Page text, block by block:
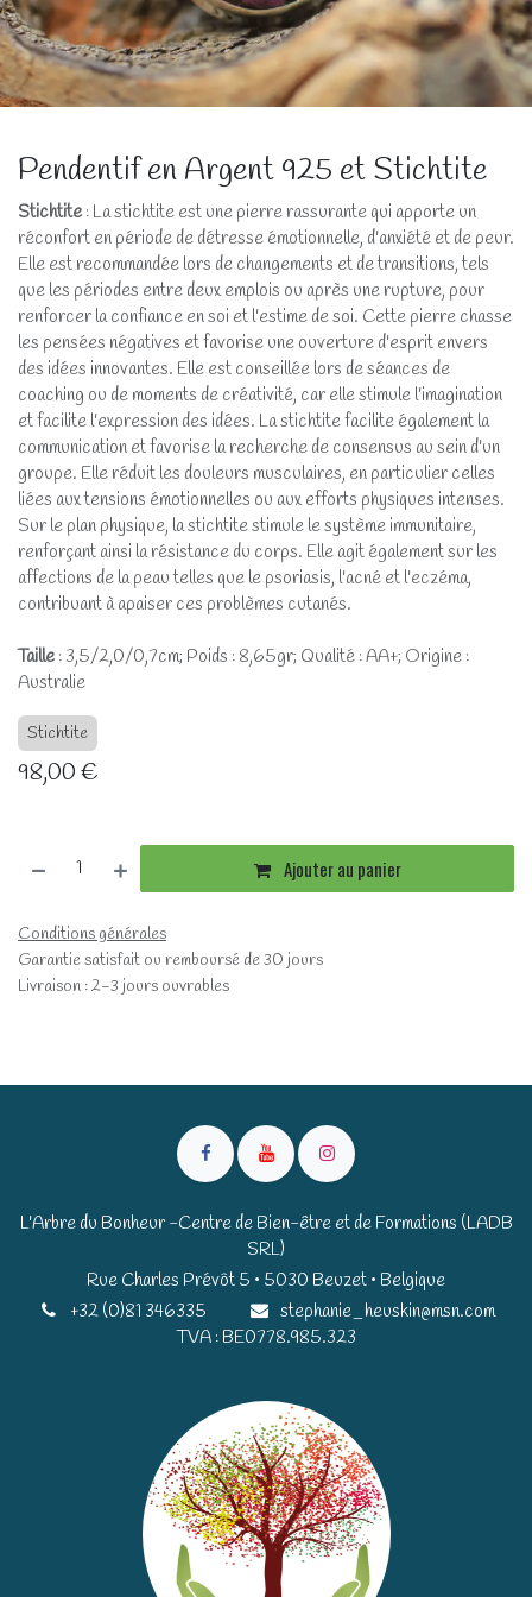
Pendentif en Argent 925 et Stichtite
Stichtite : La stichtite est une pierre rassurante qui apporte un
réconfort en période de détresse émotionnelle, d'anxiété et de peur.
Elle est recommandée lors de changements et de transitions, tels
que les périodes entre deux emplois ou après une rupture, pour
renforcer la confiance en soi et l'estime de soi. Cette pierre chasse
les pensées négatives et favorise une ouverture d'esprit envers
des idées innovantes. Elle est conseillée lors de séances de
coaching ou de moments de créativité, car elle stimule l'imagination
et facilite l'expression des idées. La stichtite facilite également la
communication et favorise la recherche de consensus au sein d'un
groupe. Elle réduit les douleurs musculaires, en particulier celles
liées aux tensions émotionnelles ou aux efforts physiques intenses.
Sur le plan physique, la stichtite stimule le système immunitaire,
renforçant ainsi la résistance du corps. Elle agit également sur les
affections de la peau telles que le psoriasis, l'acné et l'eczéma,
contribuant à apaiser ces problèmes cutanés.
Taille : 3,5/2,0/0,7cm; Poids : 8,65gr; Qualité : AA+; Origine :
Australie
Stichtite
98,00€
Ajouter au panier
Conditions générales
Garantie satisfait ou remboursé de 30 jours
Livraison : 2-3 jours ouvrables
L'Arbre du Bonheur -Centre de Bien-être et de Formations (LADB
SRL)
Rue Charles Prévôt 5 • 5030 Beuzet • Belgique​​
+32 (0)81 346335
stephanie_heuskin@msn.com
TVA : BE0778.985.323